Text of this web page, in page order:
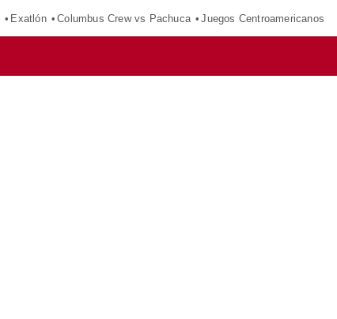
Exatlón Columbus Crew vs Pachuca Juegos Centroamericanos